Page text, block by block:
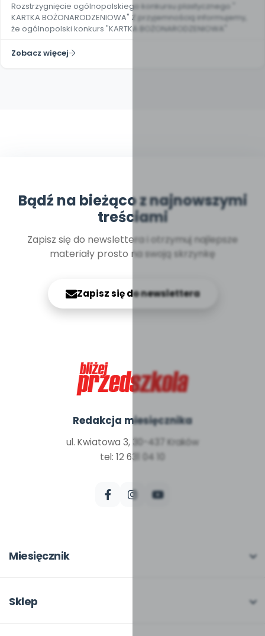
Rozstrzygnięcie ogólnopolskiego konkursu plastycznego "
KARTKA BOŻONARODZENIOWA" Z przyjemnością informujemy,
że ogólnopolski konkurs "KARTKA BOŻONARODZENIOWA"
Zobacz więcej
Bądź na bieżąco z najnowszymi
treściami
Zapisz się do newslettera i otrzymuj najlepsze
materiały prosto na swoją skrzynkę
Zapisz się do newslettera
Redakcja miesięcznika
ul. Kwiatowa 3, 30-437 Kraków
tel: 12 631 04 10
Miesięcznik
W numerze
Sklep